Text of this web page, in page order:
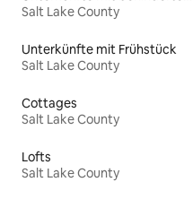
Salt Lake County
Unterkünfte mit Frühstück
Salt Lake County
Cottages
Salt Lake County
Lofts
Salt Lake County